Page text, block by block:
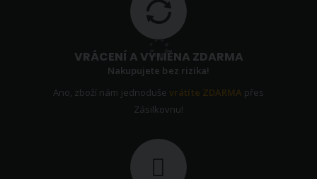
VRÁCENÍ A VÝMĚNA ZDARMA
Nakupujete bez rizika!
Ano, zboží nám jednoduševrátíte ZDARMA přes
Zásilkovnu!